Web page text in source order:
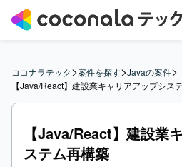
ココナラテック>案件を探す>Javaの案件>
【Java/React】建設業キャリアアップシス
【Java/React】建設業
ステム再構築